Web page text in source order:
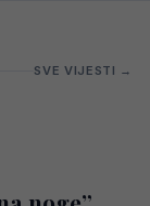
SVE VIJESTI →